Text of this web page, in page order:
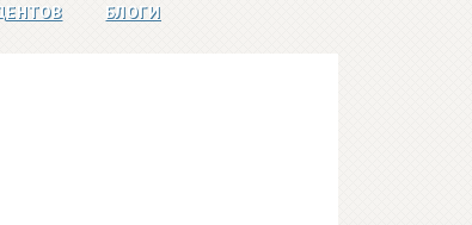
БЛОГИ